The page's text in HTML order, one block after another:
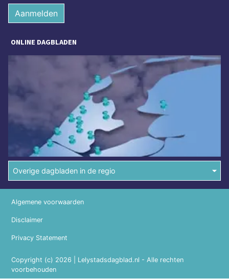
Aanmelden
ONLINE DAGBLADEN
Overige dagbladen in de regio
Copyright (c) 2026 | Lelystadsdagblad.nl - Alle rechten
voorbehouden
Algemene voorwaarden
Disclaimer
Privacy Statement